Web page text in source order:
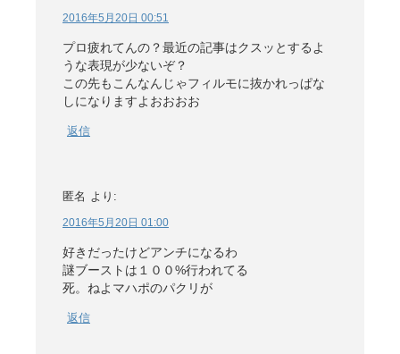
2016年5月20日 00:51
プロ疲れてんの？最近の記事はクスッとするよ
うな表現が少ないぞ？
この先もこんなんじゃフィルモに抜かれっぱな
しになりますよおおおお
返信
匿名 より:
2016年5月20日 01:00
好きだったけどアンチになるわ
謎ブーストは１００%行われてる
死。ねよマハポのパクリが
返信